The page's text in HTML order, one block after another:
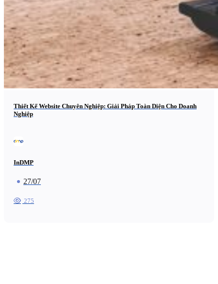
Thiết Kế Website Chuyên Nghiệp: Giải Pháp Toàn Diện Cho Doanh
Nghiệp
InDMP
27/07
275